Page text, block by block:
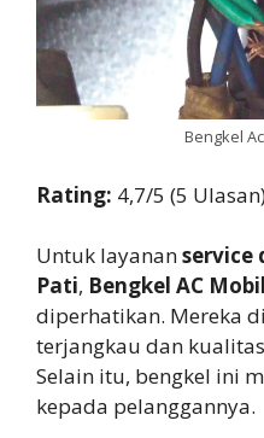
Bengkel
Rating: 4,7/5 (5
Untuk layananservice
Pati, Bengkel AC
diperhatikan. Mereka
terjangkau dan
Selain itu, bengkel ini
kepada pelanggannya.